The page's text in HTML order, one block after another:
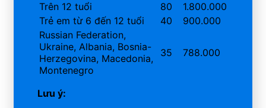
Trên 12 tuổi
80
1.800.000
Trẻ em từ 6 đến 12 tuổi
40
900.000
Russian Federation,
Ukraine, Albania, Bosnia-
Herzegovina, Macedonia,
Montenegro
35 788.000
Lưu ý: